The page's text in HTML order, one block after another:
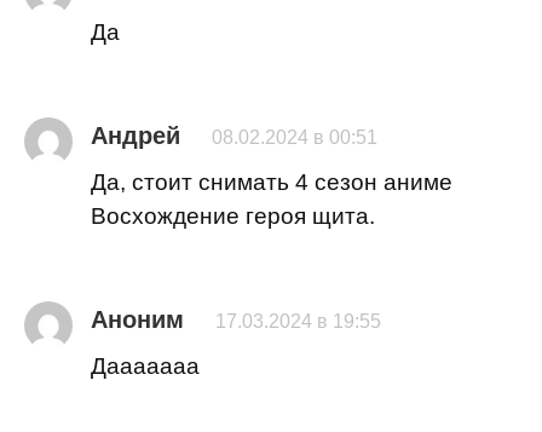
Да
Андрей 08.02.2024 в 00:51
Да, стоит снимать 4 сезон аниме
Восхождение героя щита.
Аноним 17.03.2024 в 19:55
Дааааааа